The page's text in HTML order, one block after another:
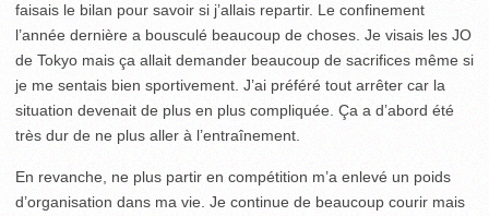
faisais le bilan pour savoir si j’allais repartir. Le confinement
l’année dernière a bousculé beaucoup de choses. Je visais les JO
de Tokyo mais ça allait demander beaucoup de sacrifices même si
je me sentais bien sportivement. J’ai préféré tout arrêter car la
situation devenait de plus en plus compliquée. Ça a d’abord été
très dur de ne plus aller à l’entraînement.
En revanche, ne plus partir en compétition m’a enlevé un poids
d’organisation dans ma vie. Je continue de beaucoup courir mais